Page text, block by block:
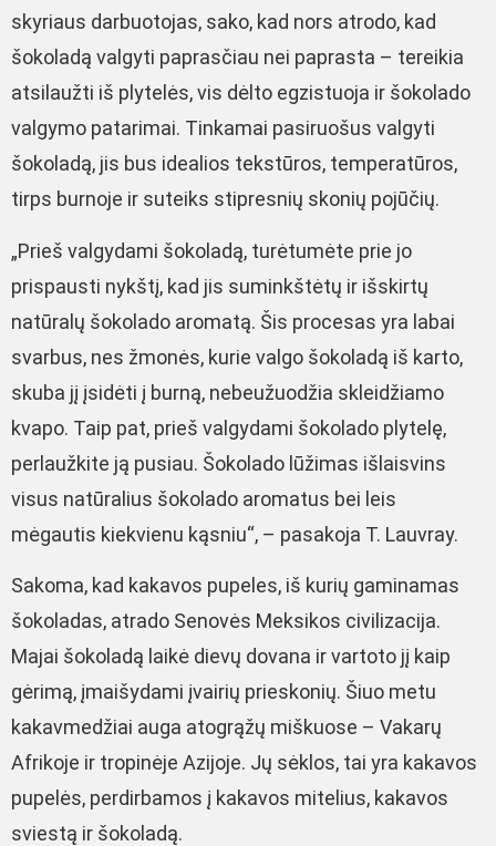
skyriaus darbuotojas, sako, kad nors atrodo, kad
šokoladą valgyti paprasčiau nei paprasta – tereikia
atsilaužti iš plytelės, vis dėlto egzistuoja ir šokolado
valgymo patarimai. Tinkamai pasiruošus valgyti
šokoladą, jis bus idealios tekstūros, temperatūros,
tirps burnoje ir suteiks stipresnių skonių pojūčių.
„Prieš valgydami šokoladą, turėtumėte prie jo
prispausti nykštį, kad jis suminkštėtų ir išskirtų
natūralų šokolado aromatą. Šis procesas yra labai
svarbus, nes žmonės, kurie valgo šokoladą iš karto,
skuba jį įsidėti į burną, nebeužuodžia skleidžiamo
kvapo. Taip pat, prieš valgydami šokolado plytelę,
perlaužkite ją pusiau. Šokolado lūžimas išlaisvins
visus natūralius šokolado aromatus bei leis
mėgautis kiekvienu kąsniu“, – pasakoja T. Lauvray.
Sakoma, kad kakavos pupeles, iš kurių gaminamas
šokoladas, atrado Senovės Meksikos civilizacija.
Majai šokoladą laikė dievų dovana ir vartoto jį kaip
gėrimą, įmaišydami įvairių prieskonių. Šiuo metu
kakavmedžiai auga atogrąžų miškuose – Vakarų
Afrikoje ir tropinėje Azijoje. Jų sėklos, tai yra kakavos
pupelės, perdirbamos į kakavos mitelius, kakavos
sviestą ir šokoladą.